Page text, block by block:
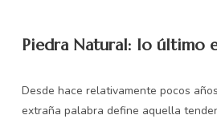
Piedra Natural: lo último
Desde hace relativamente pocos
extraña palabra define aquella